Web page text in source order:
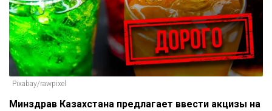
Pixabay/rawpixel
Минздрав Казахстана предлагает ввести акцизы на